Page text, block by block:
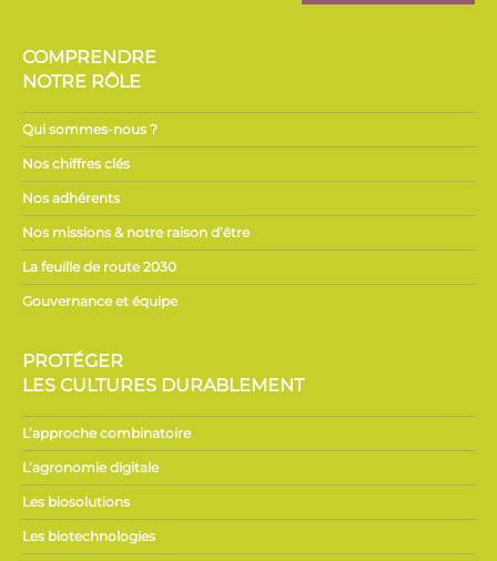
COMPRENDRE
NOTRE RÔLE
Qui sommes-nous ?
Nos chiffres clés
Nos adhérents
Nos missions & notre raison d’être
La feuille de route 2030
Gouvernance et équipe
PROTÉGER
LES CULTURES DURABLEMENT
L’approche combinatoire
L’agronomie digitale
Les biosolutions
Les biotechnologies